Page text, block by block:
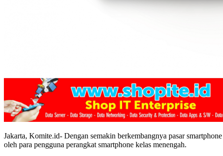
Jakarta, Komite.id- Dengan semakin berkembangnya pasar
oleh para pengguna perangkat smartphone kelas menengah.